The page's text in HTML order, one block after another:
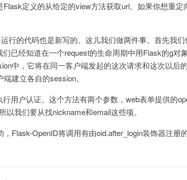
定义的从给定的view方法获取url。如果你想重定
行的代码也是新写的。这儿我们做两件事。首先我
已经知道在一个request的生命周期中用Flask的g
中，它将在同一客户端发起的这次请求和这次以
建立各自的session。
用户认证。这个方法有两个参数，web表单提供的
我们要从找nickname和email这些项。
Flask-OpenID将调用有由oid.after_login装饰器注